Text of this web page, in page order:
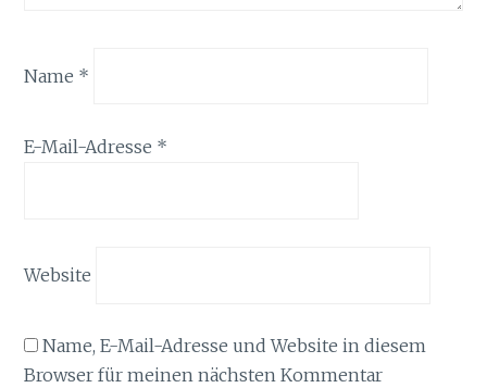
Name *
E-Mail-Adresse *
Website
Name, E-Mail-Adresse und Website in diesem
Browser für meinen nächsten Kommentar